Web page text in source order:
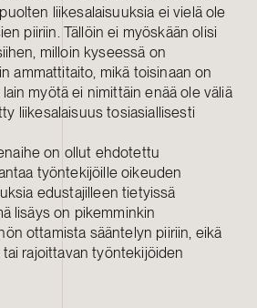
liikesalaisuuksia ei vielä ole
piiriin. Tällöin ei myöskään olisi
milloin kyseessä on
ammattitaito, mikä toisinaan on
myötä ei nimittäin enää ole väliä
liikesalaisuus tosiasiallisesti
on ollut ehdotettu
työntekijöille oikeuden
edustajilleen tietyissä
lisäys on pikemminkin
ottamista sääntelyn piiriin, eikä
rajoittavan työntekijöiden